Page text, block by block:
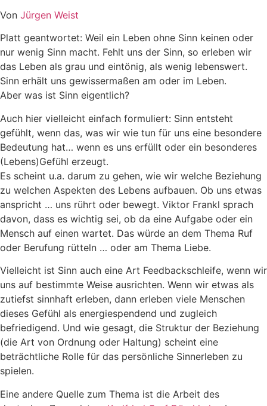
Von Jürgen Weist
Platt geantwortet: Weil ein Leben ohne Sinn keinen oder
nur wenig Sinn macht. Fehlt uns der Sinn, so erleben wir
das Leben als grau und eintönig, als wenig lebenswert.
Sinn erhält uns gewissermaßen am oder im Leben.
Aber was ist Sinn eigentlich?
Auch hier vielleicht einfach formuliert: Sinn entsteht
gefühlt, wenn das, was wir wie tun für uns eine besondere
Bedeutung hat… wenn es uns erfüllt oder ein besonderes
(Lebens)Gefühl erzeugt.
Es scheint u.a. darum zu gehen, wie wir welche Beziehung
zu welchen Aspekten des Lebens aufbauen. Ob uns etwas
anspricht … uns rührt oder bewegt. Viktor Frankl sprach
davon, dass es wichtig sei, ob da eine Aufgabe oder ein
Mensch auf einen wartet. Das würde an dem Thema Ruf
oder Berufung rütteln … oder am Thema Liebe.
Vielleicht ist Sinn auch eine Art Feedbackschleife, wenn wir
uns auf bestimmte Weise ausrichten. Wenn wir etwas als
zutiefst sinnhaft erleben, dann erleben viele Menschen
dieses Gefühl als energiespendend und zugleich
befriedigend. Und wie gesagt, die Struktur der Beziehung
(die Art von Ordnung oder Haltung) scheint eine
beträchtliche Rolle für das persönliche Sinnerleben zu
spielen.
Eine andere Quelle zum Thema ist die Arbeit des